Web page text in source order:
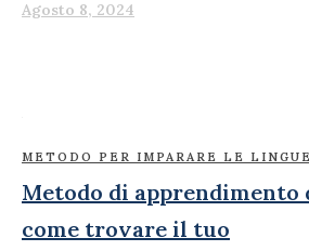
Agosto 8, 2024
METODO PER IMPARARE LE LINGUE
Metodo di apprendimento
come trovare il tuo